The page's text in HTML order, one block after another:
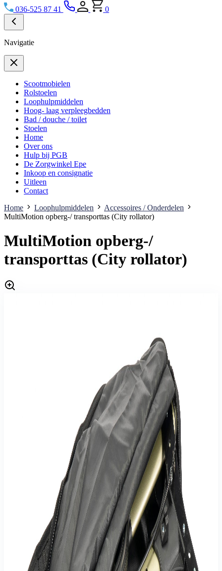
036-525 87 41 0
Navigatie
Scootmobielen
Rolstoelen
Loophulpmiddelen
Hoog- laag verpleegbedden
Bad / douche / toilet
Stoelen
Home
Over ons
Hulp bij PGB
De Zorgwinkel Epe
Inkoop en consignatie
Uitleen
Contact
Home
Loophulpmiddelen
Accessoires / Onderdelen
MultiMotion opberg-/ transporttas (City rollator)
MultiMotion opberg-/
transporttas (City rollator)